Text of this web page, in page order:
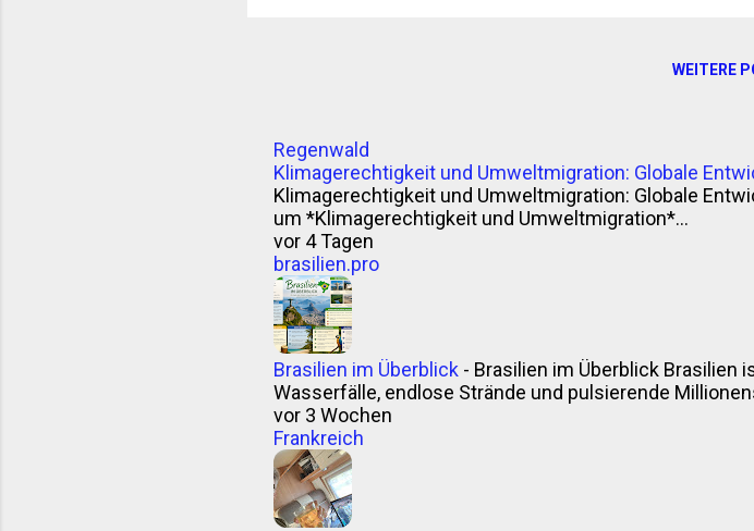
WEITERE
Regenwald
Klimagerechtigkeit und Umweltmigration: Globale
Klimagerechtigkeit und Umweltmigration: Globale
um *Klimagerechtigkeit und Umweltmigration*...
vor 4 Tagen
brasilien.pro
Brasilien im Überblick - Brasilien im Überblick Brasilien
Wasserfälle, endlose Strände und pulsierende
vor 3 Wochen
Frankreich